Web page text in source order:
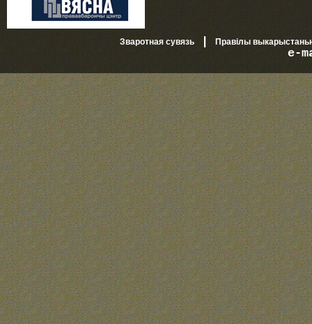
Зваротная сувязь|Правілы
e-